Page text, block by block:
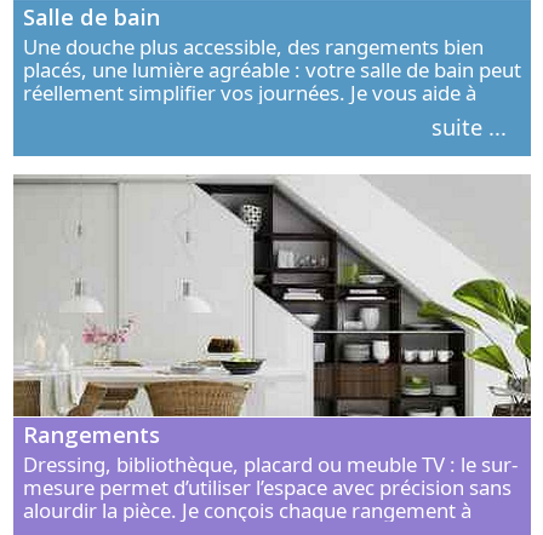
Salle de bain
Une douche plus accessible, des rangements bien
placés, une lumière agréable : votre salle de bain peut
réellement simplifier vos journées. Je vous aide à
concevoir un espace élégant, confortable et adapté à
suite ...
Rangements
Dressing, bibliothèque, placard ou meuble TV : le sur-
mesure permet d’utiliser l’espace avec précision sans
alourdir la pièce. Je conçois chaque rangement à